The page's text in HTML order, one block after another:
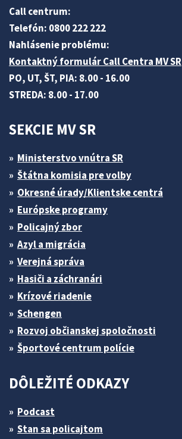
Call centrum:
Telefón: 0800 222 222
Nahlásenie problému:
Kontaktný formulár Call Centra MV SR
PO, UT, ŠT, PIA: 8.00 - 16.00
STREDA: 8.00 - 17.00
SEKCIE MV SR
Ministerstvo vnútra SR
Štátna komisia pre volby
Okresné úrady/Klientske centrá
Európske programy
Policajný zbor
Azyl a migrácia
Verejná správa
Hasiči a záchranári
Krízové riadenie
Schengen
Rozvoj občianskej spoločnosti
Športové centrum polície
DÔLEŽITÉ ODKAZY
Podcast
Stan sa policajtom